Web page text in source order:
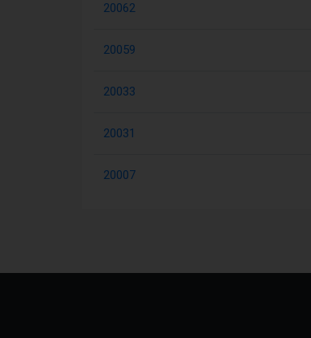
20062
20059
20033
20031
20007